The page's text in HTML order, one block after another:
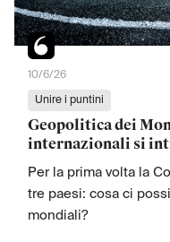
10/6/26
Unire i puntini
Geopolitica dei
internazionali si
Per la prima volta la
tre paesi: cosa ci
mondiali?